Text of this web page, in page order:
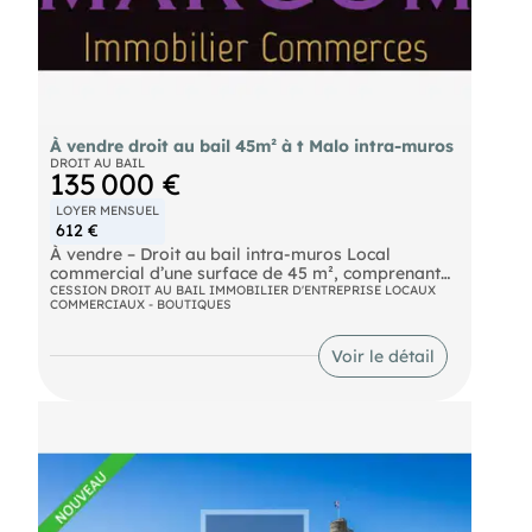
À vendre droit au bail 45m² à t Malo intra-muros
DROIT AU BAIL
135 000 €
LOYER MENSUEL
612 €
À vendre – Droit au bail intra-muros Local
commercial d’une surface de 45 m², comprenant
un espace de vente, des sanitaires ainsi qu’une
arrière-boutique attenante. Une cave de 20 m² en
autorisés, hors activités générant des nuisances.
Loyer mensuel HT : 612 € Prix de cession : 125 000
CESSION DROIT AU BAIL IMMOBILIER D'ENTREPRISE LOCAUX
COMMERCIAUX - BOUTIQUES
Voir le détail